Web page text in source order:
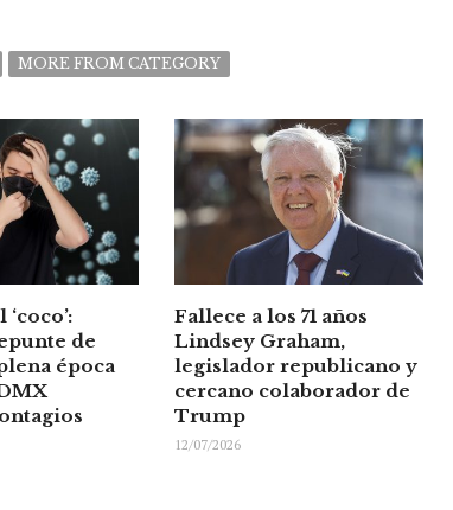
MORE FROM CATEGORY
de
época
Fallece a los 71 años
Lindsey Graham,
legislador republicano y
cercano colaborador de
Trump
12/07/2026